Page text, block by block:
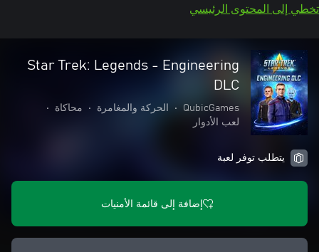
تخطي إلى المحتوى الرئيسي
Star Trek: Legends - Engineering
DLC
QubicGames
• الحركة والمغامرة • محاكاة
•
لعب الأدوار
يتطلب توفر لعبة
إضافة إلى قائمة الأمنيات